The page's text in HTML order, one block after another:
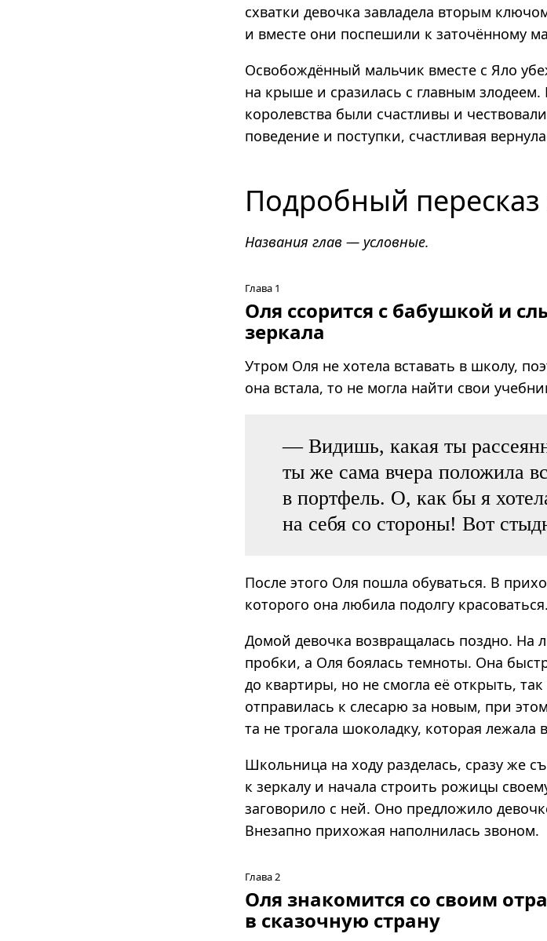
схватки девочка завладела вторым
и вместе они поспешили к заточённому
Освобождённый мальчик вместе с Яло
на крыше и сразилась с главным
королевства были счастливы и
поведение и поступки, счастливая
Подробный пересказ
Названия глав — условные.
Глава 1
Оля ссорится с бабушкой и
зеркала
Утром Оля не хотела вставать в школу,
она встала, то не могла найти свои
— Видишь, какая ты
ты же сама вчера положила
в портфель. О, как бы я
на себя со стороны! Вот
После этого Оля пошла обуваться. В
которого она любила подолгу красоваться.
Домой девочка возвращалась поздно. На
пробки, а Оля боялась темноты. Она
до квартиры, но не смогла её открыть,
отправилась к слесарю за новым, при
та не трогала шоколадку, которая лежала
Школьница на ходу разделась, сразу же
к зеркалу и начала строить рожицы
заговорило с ней. Оно предложило
Внезапно прихожая наполнилась звоном.
Глава 2
Оля знакомится со своим
в сказочную страну